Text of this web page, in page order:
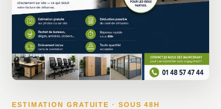
ESTIMATION GRATUITE · SOUS 48H